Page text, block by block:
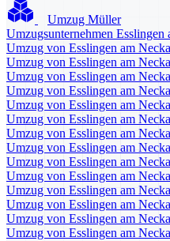
Umzug Müller
Umzugsunternehmen Esslingen
Umzug von Esslingen am
Umzug von Esslingen am
Umzug von Esslingen am
Umzug von Esslingen am
Umzug von Esslingen am
Umzug von Esslingen am
Umzug von Esslingen am
Umzug von Esslingen am
Umzug von Esslingen am
Umzug von Esslingen am
Umzug von Esslingen am
Umzug von Esslingen am
Umzug von Esslingen am
Umzug von Esslingen am